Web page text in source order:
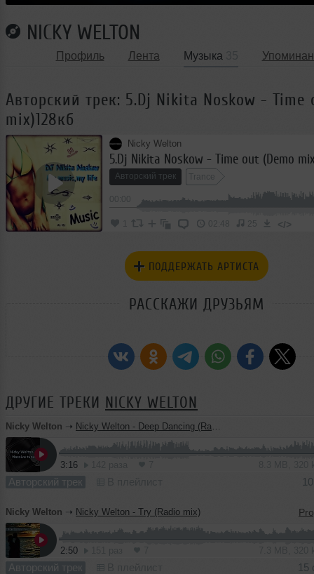
NICKY WELTON
Профиль Лента Музыка
Авторский трек: 5.Dj Nikita Noskow - Time
mix)128кб
Nicky Welton
5.Dj Nikita Noskow - Time out (Demo
Авторский трек Trance
02:48 25 </>
ПОДДЕРЖАТЬ АРТИСТА
РАССКАЖИ ДРУЗЬЯМ
ДРУГИЕ ТРЕКИ NICKY WELTON
Nicky Welton ➝ Nicky Welton - Deep Dancing (Radio mix)
3:16
Авторский трек
Nicky Welton ➝ Nicky Welton - Try (Radio mix)
2:50
Авторский трек 15